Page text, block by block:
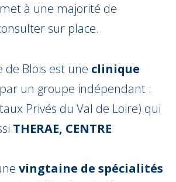
à une majorité de
sur place.
de Blois est une clinique
un groupe indépendant :
Privés du Val de Loire) qui
THERAE, CENTRE
vingtaine de spécialités